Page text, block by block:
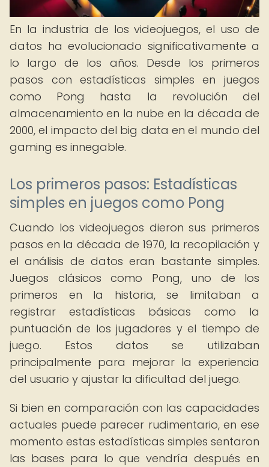
En la industria de los videojuegos, el uso de
datos ha evolucionado significativamente a
lo largo de los años. Desde los primeros
pasos con estadísticas simples en juegos
como Pong hasta la revolución del
almacenamiento en la nube en la década de
2000, el impacto del big data en el mundo del
gaming es innegable.
Los primeros pasos: Estadísticas
simples en juegos como Pong
Cuando los videojuegos dieron sus primeros
pasos en la década de 1970, la recopilación y
el análisis de datos eran bastante simples.
Juegos clásicos como Pong, uno de los
primeros en la historia, se limitaban a
registrar estadísticas básicas como la
puntuación de los jugadores y el tiempo de
juego. Estos datos se utilizaban
principalmente para mejorar la experiencia
del usuario y ajustar la dificultad del juego.
Si bien en comparación con las capacidades
actuales puede parecer rudimentario, en ese
momento estas estadísticas simples sentaron
las bases para lo que vendría después en